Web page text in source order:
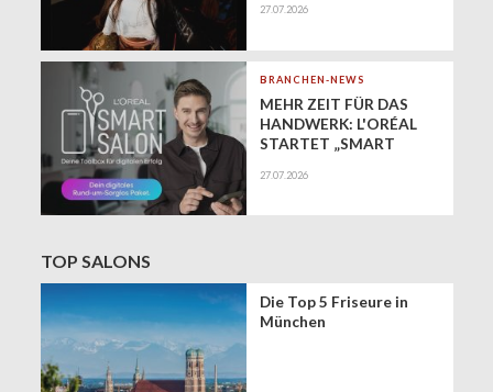
gesundes Haar
27.07.2026
BRANCHEN-NEWS
MEHR ZEIT FÜR DAS
HANDWERK: L'ORÉAL
STARTET „SMART
EXKLUSIVEN BUSINESS-
27.07.2026
TOP SALONS
Die Top 5 Friseure in
München